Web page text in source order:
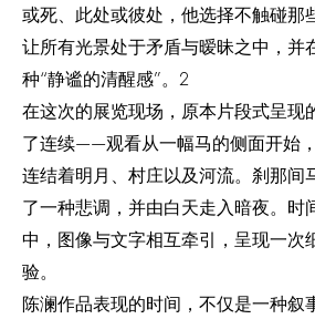
或死、此处或彼处，他选择不触碰那
让所有光景处于矛盾与暧昧之中，并
种“静谧的清醒感”。2
在这次的展览现场，原本片段式呈现
了连续——观看从一幅马的侧面开始
连结着明月、村庄以及河流。刹那间
了一种悲调，并由白天走入暗夜。时
中，图像与文字相互牵引，呈现一次
验。
陈澜作品表现的时间，不仅是一种叙